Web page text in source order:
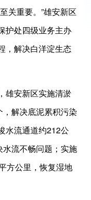
关重要。”雄安新区
护处四级业务主办
，解决白洋淀生态
雄安新区实施清淤
解决底泥累积污染
水流通道约212公
流不畅问题；实施
方公里，恢复湿地